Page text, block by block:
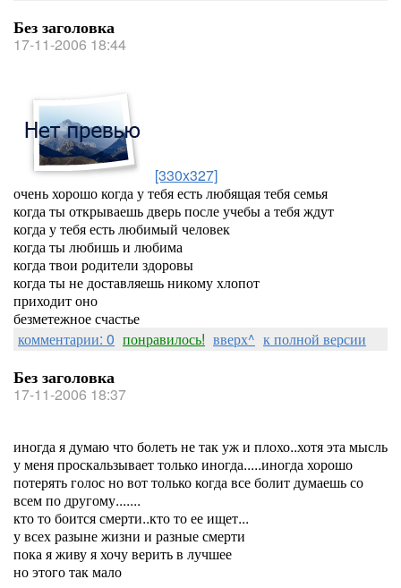
Без заголовка
17-11-2006 18:44
[330x327]
очень хорошо когда у тебя есть любящая тебя семья
когда ты открываешь дверь после учебы а тебя ждут
когда у тебя есть любимый человек
когда ты любишь и любима
когда твои родители здоровы
когда ты не доставляешь никому хлопот
приходит оно
безметежное счастье
комментарии: 0 понравилось! вверх^ к полной версии
Без заголовка
17-11-2006 18:37
иногда я думаю что болеть не так уж и плохо..хотя эта мысль
у меня проскальзывает только иногда.....иногда хорошо
потерять голос но вот только когда все болит думаешь со
всем по другому.......
кто то боится смерти..кто то ее ищет...
у всех разыне жизни и разные смерти
пока я живу я хочу верить в лучшее
но этого так мало